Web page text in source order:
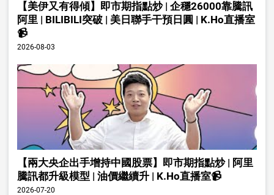
【美伊又有得傾】即市期指點炒 | 企穩26000靠騰訊
阿里 | BILIBILI突破 | 美日聯手干預日圓 | K.Ho直播室
📹
2026-08-03
【兩大央企出手增持中國股票】即市期指點炒 | 阿里
騰訊都升級模型 | 油價繼續升 | K.Ho直播室📹
2026-07-20